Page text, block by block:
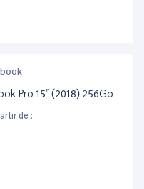
Pro 15” (2018) 256Go
de :